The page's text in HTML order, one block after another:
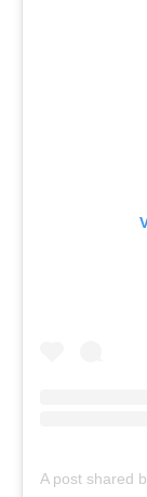
A post shared